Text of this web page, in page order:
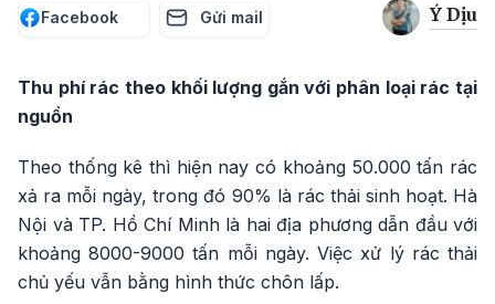
Facebook Gửi mail Ý Dịu
Thu phí rác theo khối lượng gắn với phân loại rác tại
nguồn
Theo thống kê thì hiện nay có khoảng 50.000 tấn rác
xả ra mỗi ngày, trong đó 90% là rác thải sinh hoạt. Hà
Nội và TP. Hồ Chí Minh là hai địa phương dẫn đầu với
khoảng 8000-9000 tấn mỗi ngày. Việc xử lý rác thải
chủ yếu vẫn bằng hình thức chôn lấp.